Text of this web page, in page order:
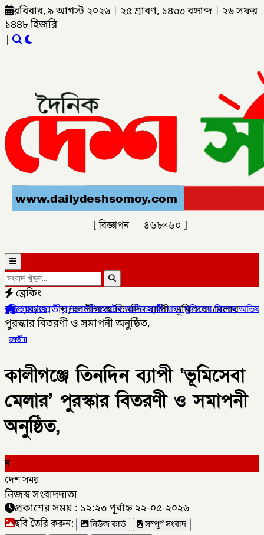
রবিবার, ৯ আগস্ট ২০২৬ ২৫ শ্রাবণ, ১৪৩৩ বঙ্গাব্দ
২৬ সফর
১৪৪৮ হিজরি
|
[ বিজ্ঞাপন — ৪৬৮×৬০ ]
ব্রেকিং
আদিতমারী থানা পুলিশের বিশেষ অভিযানে , মাদক সম্রাট
হোম/জাতীয়/কালীগঞ্জে তিনদিন ব্যাপী ‘ভূমিসেবা মেলার’
পুরস্কার বিতরণী ও সমাপনী অনুষ্ঠিত,
জাতীয়
কালীগঞ্জে তিনদিন ব্যাপী ‘ভূমিসেবা
মেলার’ পুরস্কার বিতরণী ও সমাপনী
অনুষ্ঠিত,
দ
দেশ সময়
নিজস্ব সংবাদদাতা
প্রকাশের সময় : ১২:২৩ পূর্বাহ্ন ২২-০৫-২০২৬
ছবি তৈরি করুন: নিউজ কার্ড
সম্পূর্ণ সংবাদ